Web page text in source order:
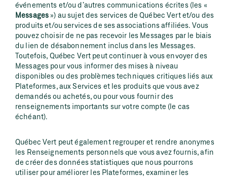
événements et/ou d’autres communications écrites (les «
Messages») au sujet des services de Québec Vert et/ou des
produits et/ou services de ses associations affiliées. Vous
pouvez choisir de ne pas recevoir les Messages par le biais
du lien de désabonnement inclus dans les Messages.
Toutefois, Québec Vert peut continuer à vous envoyer des
Messages pour vous informer des mises à niveau
disponibles ou des problèmes techniques critiques liés aux
Plateformes, aux Services et les produits que vous avez
demandés ou achetés, ou pour vous fournir des
renseignements importants sur votre compte (le cas
échéant).
Québec Vert peut également regrouper et rendre anonymes
les Renseignements personnels que vous avez fournis, afin
de créer des données statistiques que nous pourrons
utiliser pour améliorer les Plateformes, examiner les